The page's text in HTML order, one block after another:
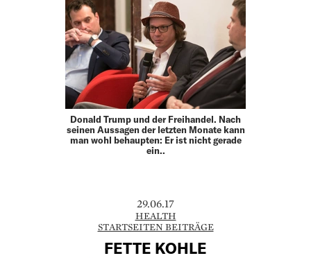
Donald Trump und der Freihandel. Nach
seinen Aussagen der letzten Monate kann
man wohl behaupten: Er ist nicht gerade
ein..
29.06.17
HEALTH
STARTSEITEN BEITRÄGE
FETTE KOHLE